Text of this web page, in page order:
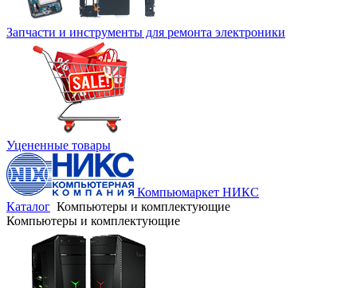
Запчасти и инструменты для ремонта электроники
Уцененные товары
Компьюмаркет НИКС
Каталог Компьютеры и комплектующие
Компьютеры и комплектующие